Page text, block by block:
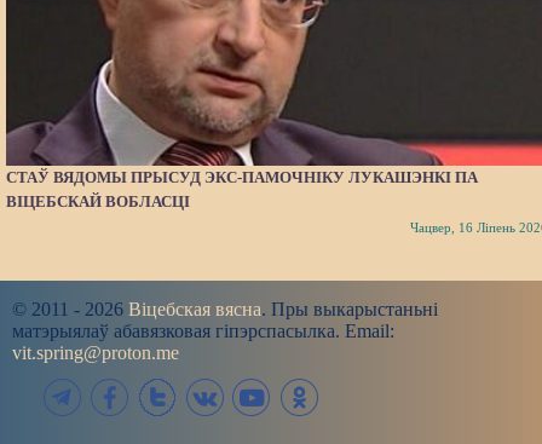
СТАЎ ВЯДОМЫ ПРЫСУД ЭКС-ПАМОЧНІКУ ЛУКАШЭНКІ ПА
ВІЦЕБСКАЙ ВОБЛАСЦІ
Чацвер, 16 Ліпень
© 2011 - 2026 Віцебская вясна. Пры выкарыстаньні
матэрыялаў абавязковая гіпэрспасылка. Email:
vit.spring@proton.me